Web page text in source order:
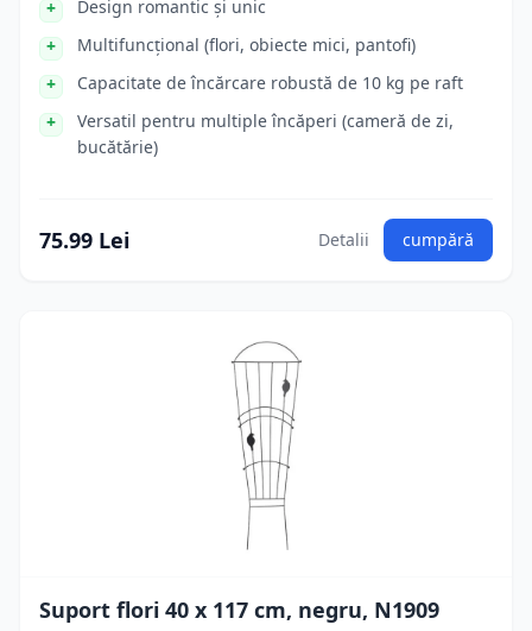
Design romantic și unic
Multifuncțional (flori, obiecte mici, pantofi)
Capacitate de încărcare robustă de 10 kg pe raft
Versatil pentru multiple încăperi (cameră de zi,
bucătărie)
75.99 Lei Detalii cumpără
Suport flori 40 x 117 cm, negru, N1909